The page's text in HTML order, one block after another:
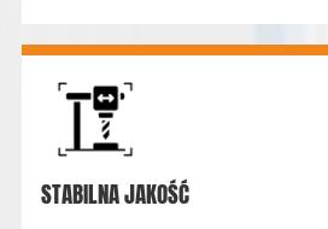
STABILNA JAKOŚĆ